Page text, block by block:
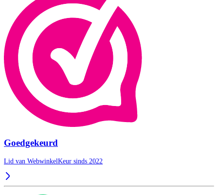
Goedgekeurd
Lid van WebwinkelKeur sinds 2022